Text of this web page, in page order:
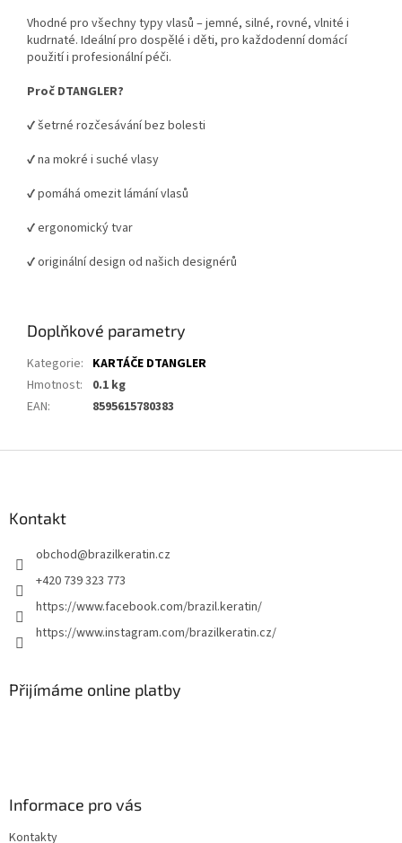
Vhodné pro všechny typy vlasů – jemné, silné, rovné, vlnité i
kudrnaté. Ideální pro dospělé i děti, pro každodenní domácí
použití i profesionální péči.
Proč DTANGLER?
✔️ šetrné rozčesávání bez bolesti
✔️ na mokré i suché vlasy
✔️ pomáhá omezit lámání vlasů
✔️ ergonomický tvar
✔️ originální design od našich designérů
Doplňkové parametry
Kategorie: KARTÁČE DTANGLER
Hmotnost:
0.1 kg
EAN: 8595615780383
Kontakt
obchod@brazilkeratin.cz
+420 739 323 773
https://www.facebook.com/brazil.keratin/
https://www.instagram.com/brazilkeratin.cz/
Přijímáme online platby
Informace pro vás
Kontakty